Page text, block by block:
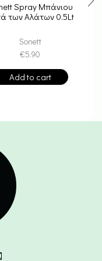
Spray Μπάνιου
των Αλάτων 0.5Lt
Sonett
€5.90
Add to cart